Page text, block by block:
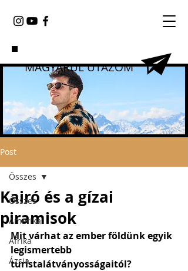
MAGYARUL UTAZOM
Post
Összes
Amerika
Afrika
Ázsia
Összes
Kairó és a gízai
piramisok
Mit várhat az ember földünk egyik
legismertebb
turistalátványosságaitól?